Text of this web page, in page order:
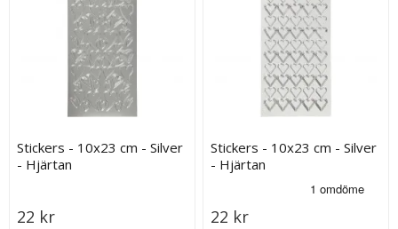
Stickers - 10x23 cm - Silver
- Hjärtan
22 kr
Stickers - 10x23 cm - Silver
- Hjärtan
22 kr